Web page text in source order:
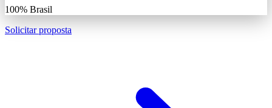
100% Brasil
Solicitar proposta